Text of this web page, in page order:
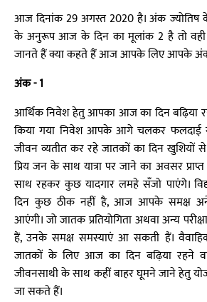
आज दिनांक 29 अगस्त 2020 है। अंक
के अनुरूप आज के दिन का मूलांक 2 है तो वही
जानते हैं क्या कहते हैं आज आपके लिए आपके
अंक - 1
आर्थिक निवेश हेतु आपका आज का दिन बढ़िया
किया गया निवेश आपके आगे चलकर फलदाई
जीवन व्यतीत कर रहे जातकों का दिन खुशियों
प्रिय जन के साथ यात्रा पर जाने का अवसर
साथ रहकर कुछ यादगार लमहे सँजो पाएंगे।
दिन कुछ ठीक नहीं है, आज आपके समक्ष
आएंगी। जो जातक प्रतियोगिता अथवा अन्य
हैं, उनके समक्ष समस्याएं आ सकती हैं।
जातकों के लिए आज का दिन बढ़िया
जीवनसाथी के साथ कहीं बाहर घूमने जाने हेतु
जा सकते हैं।